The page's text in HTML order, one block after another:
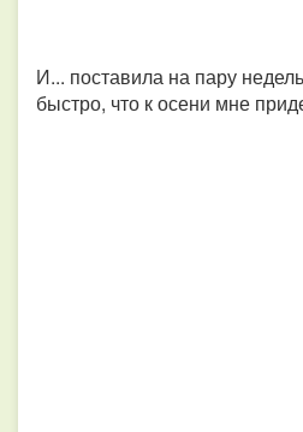
И... поставила на пару
быстро, что к осени мне